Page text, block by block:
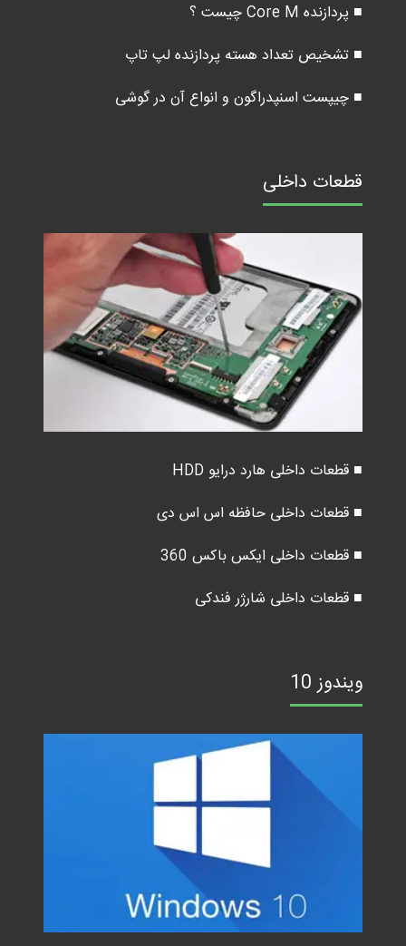
■ پردازنده Core M چیست ؟
■ تشخیص تعداد هسته پردازنده لپ تاپ
■ چیپست اسنپدراگون و انواع آن در گوشی
قطعات داخلی
■ قطعات داخلی هارد درایو HDD
■ قطعات داخلی حافظه اس اس دی
■ قطعات داخلی ایکس باکس 360
■ قطعات داخلی شارژر فندکی
ویندوز 10